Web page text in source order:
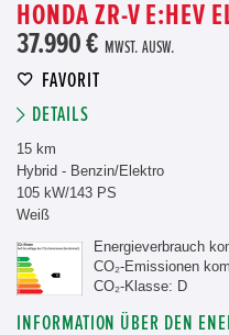
HONDA ZR-V E:HEV
37.990 € MWST. AUSW.
FAVORIT
DETAILS
15 km
Hybrid - Benzin/Elektro
105 kW/143 PS
Weiß
Energieverbrauch
CO₂-Emissionen
CO₂-Klasse: D
INFORMATION ÜBER DEN